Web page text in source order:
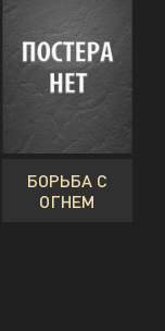
БОРЬБА С
ОГНЕМ